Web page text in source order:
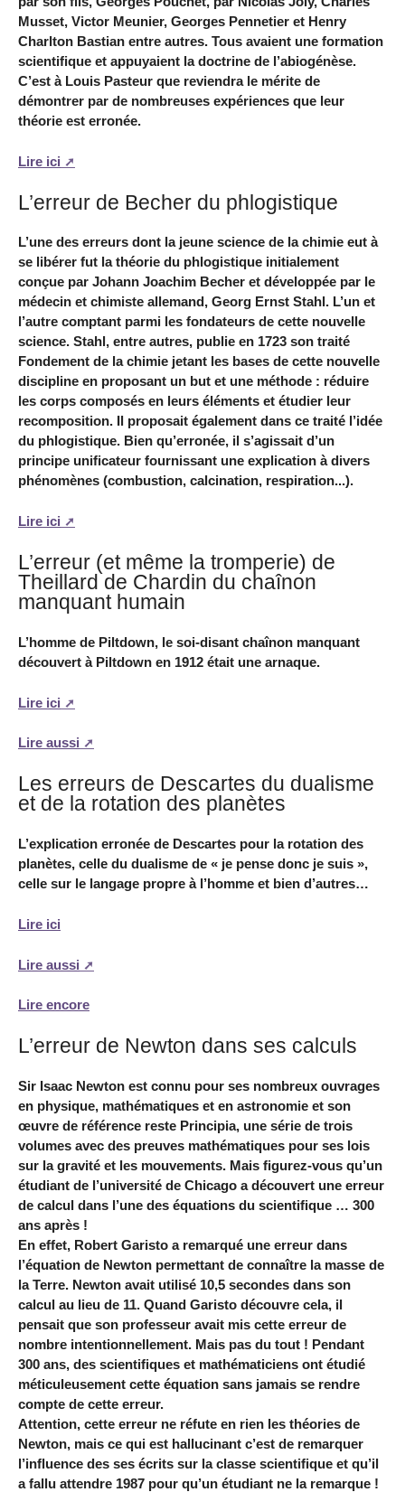
Musset, Victor Meunier, Georges Pennetier et Henry
Charlton Bastian entre autres. Tous avaient une formation
scientifique et appuyaient la doctrine de l’abiogénèse.
C’est à Louis Pasteur que reviendra le mérite de
démontrer par de nombreuses expériences que leur
théorie est erronée.
Lire ici
L’erreur de Becher du phlogistique
L’une des erreurs dont la jeune science de la chimie eut à
se libérer fut la théorie du phlogistique initialement
conçue par Johann Joachim Becher et développée par le
médecin et chimiste allemand, Georg Ernst Stahl. L’un et
l’autre comptant parmi les fondateurs de cette nouvelle
science. Stahl, entre autres, publie en 1723 son traité
Fondement de la chimie jetant les bases de cette nouvelle
discipline en proposant un but et une méthode : réduire
les corps composés en leurs éléments et étudier leur
recomposition. Il proposait également dans ce traité l’idée
du phlogistique. Bien qu’erronée, il s’agissait d’un
principe unificateur fournissant une explication à divers
phénomènes (combustion, calcination, respiration...).
Lire ici
L’erreur (et même la tromperie) de
Theillard de Chardin du chaînon
manquant humain
L’homme de Piltdown, le soi-disant chaînon manquant
découvert à Piltdown en 1912 était une arnaque.
Lire ici
Lire aussi
Les erreurs de Descartes du dualisme
et de la rotation des planètes
L’explication erronée de Descartes pour la rotation des
planètes, celle du dualisme de « je pense donc je suis »,
celle sur le langage propre à l’homme et bien d’autres…
Lire ici
Lire aussi
Lire encore
L’erreur de Newton dans ses calculs
Sir Isaac Newton est connu pour ses nombreux ouvrages
en physique, mathématiques et en astronomie et son
œuvre de référence reste Principia, une série de trois
volumes avec des preuves mathématiques pour ses lois
sur la gravité et les mouvements. Mais figurez-vous qu’un
étudiant de l’université de Chicago a découvert une erreur
de calcul dans l’une des équations du scientifique … 300
ans après !
En effet, Robert Garisto a remarqué une erreur dans
l’équation de Newton permettant de connaître la masse de
la Terre. Newton avait utilisé 10,5 secondes dans son
calcul au lieu de 11. Quand Garisto découvre cela, il
pensait que son professeur avait mis cette erreur de
nombre intentionnellement. Mais pas du tout ! Pendant
300 ans, des scientifiques et mathématiciens ont étudié
méticuleusement cette équation sans jamais se rendre
compte de cette erreur.
Attention, cette erreur ne réfute en rien les théories de
Newton, mais ce qui est hallucinant c’est de remarquer
l’influence des ses écrits sur la classe scientifique et qu’il
a fallu attendre 1987 pour qu’un étudiant ne la remarque !